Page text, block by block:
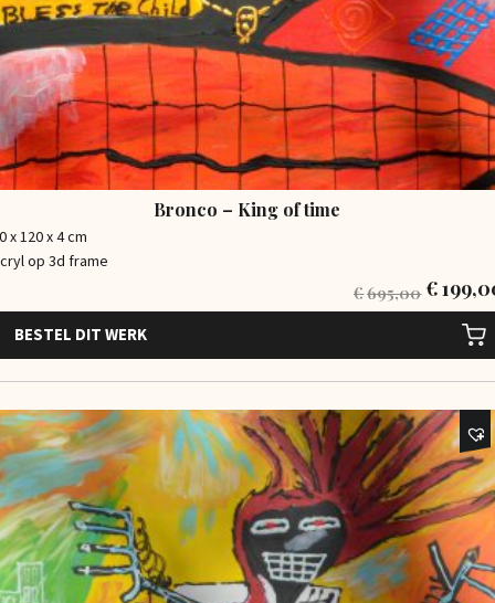
Bronco – King of time
x 120 x 4 cm
op 3d frame
€695,00 €
BESTEL DIT WERK